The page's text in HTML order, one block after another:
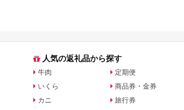
人気の返礼品から探す
牛肉
いくら
カニ
定期便
商品券・金券
旅行券